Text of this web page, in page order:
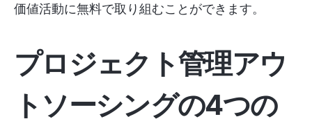
価値活動に無料で取り組むことができます。
プロジェクト管理アウ
トソーシングの4つの